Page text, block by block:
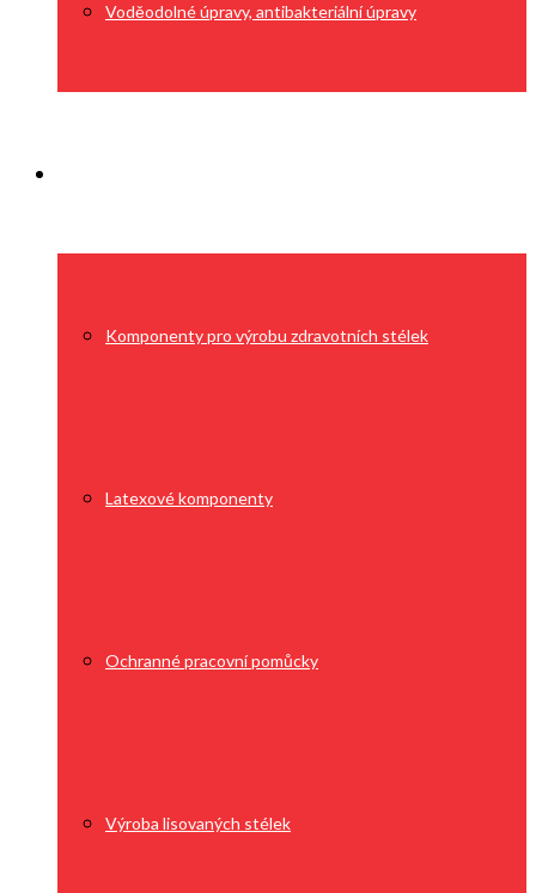
Voděodolné úpravy, antibakteriální úpravy
Komponenty pro výrobu zdravotních stélek
Latexové komponenty
Ochranné pracovní pomůcky
Výroba lisovaných stélek